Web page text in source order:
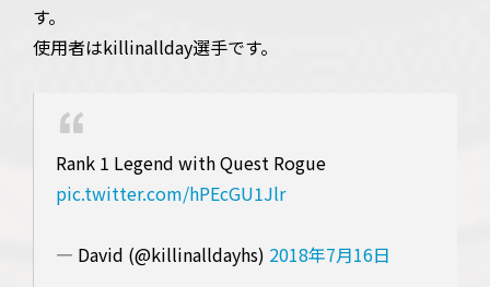
す。
使用者はkillinallday選手です。
Rank 1 Legend with Quest Rogue
pic.twitter.com/hPEcGU1Jlr
— David (@killinalldayhs) 2018年7月16日